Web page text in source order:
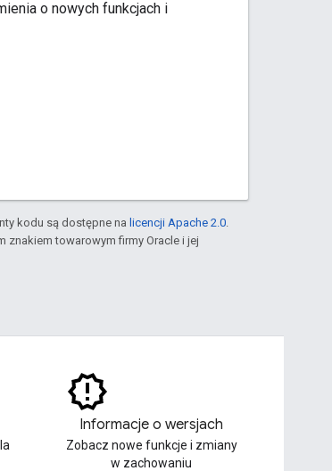
o nowych funkcjach i
kodu są dostępne na licencji Apache 2.0
znakiem towarowym firmy Oracle i jej
Informacje o wersjach
Zobacz nowe funkcje i zmiany
w zachowaniu